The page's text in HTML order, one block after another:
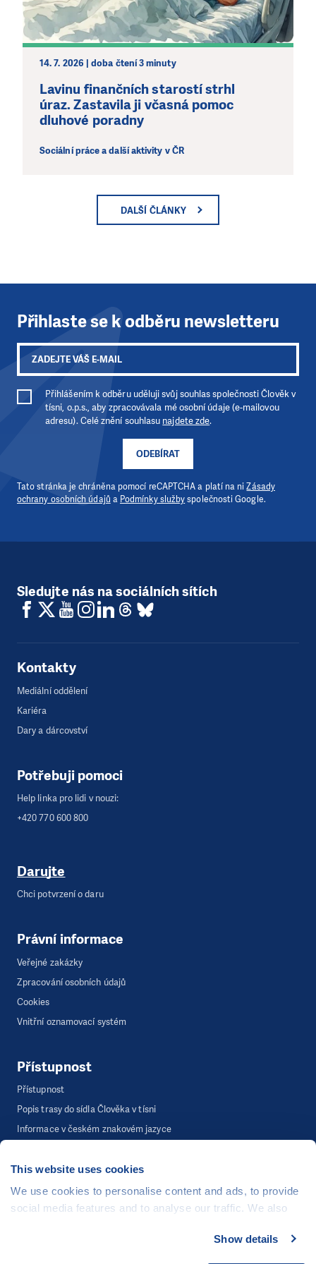
This website uses cookies
We use cookies to personalise content and ads, to provide
social media features and to analyse our traffic. We also
media, advertising and analytics partners who may
Show details
14. 7. 2026 | doba čtení 3 minuty
Lavinu finančních starostí strhl
úraz. Zastavila ji včasná pomoc
dluhové poradny
Sociální práce a další aktivity v ČR
DALŠÍ ČLÁNKY
Přihlaste se k odběru newsletteru
ODEBÍRAT
Přihlášením k odběru uděluji svůj souhlas společnosti Člověk v
tísni, o.p.s., aby zpracovávala mé osobní údaje (e-mailovou
adresu). Celé znění souhlasu najdete zde.
Tato stránka je chráněna pomocí reCAPTCHA a platí na niZásady
ochrany osobních údajů a Podmínky službyspolečnosti Google.
Sledujte nás na sociálních sítích
Kontakty
Mediální oddělení
Kariéra
Dary a dárcovství
Potřebuji pomoci
Help linka pro lidi v nouzi:
+420 770 600 800
Darujte
Chci potvrzení o daru
Právní informace
Veřejné zakázky
Zpracování osobních údajů
Cookies
Vnitřní oznamovací systém
Přístupnost
Přístupnost
Popis trasy do sídla Člověka v tísni
Informace v českém znakovém jazyce
Webová stránka běží na bezplatně poskytnutém server hostingu od
CZECHIA.COM . Děkujeme.